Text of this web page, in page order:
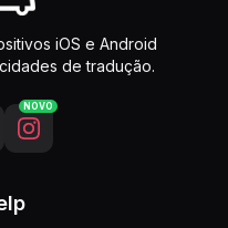
iOS e Android
de tradução.
NOVO